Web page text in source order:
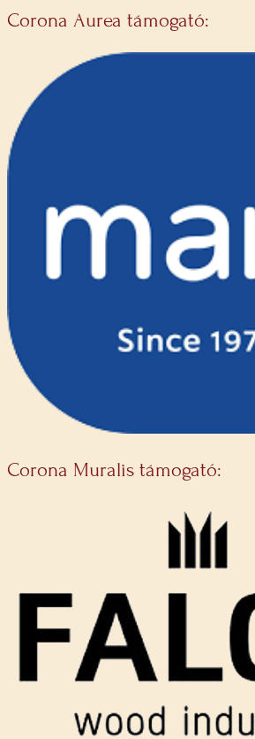
Corona Aurea támogató:
Corona Muralis támogató: